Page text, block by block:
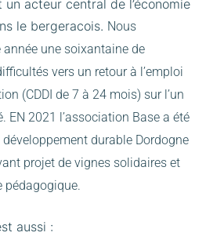
un acteur central de l’économie
le bergeracois. Nous
une soixantaine de
vers un retour à l’emploi
(CDDI de 7 à 24 mois) sur l’un
EN 2021 l’association Base a été
durable Dordogne
projet de vignes solidaires et
pédagogique.
aussi :